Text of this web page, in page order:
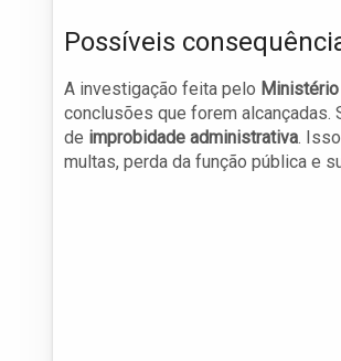
Possíveis
A investigação feita pelo
conclusões que forem
de improbidade administrativa.
multas, perda da função pública e